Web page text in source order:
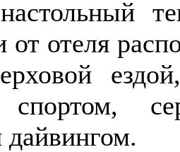
от отеля
спортом,